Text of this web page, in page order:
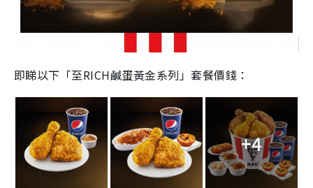
即睇以下「至RICH鹹蛋黃金系列」套餐價錢：
+4